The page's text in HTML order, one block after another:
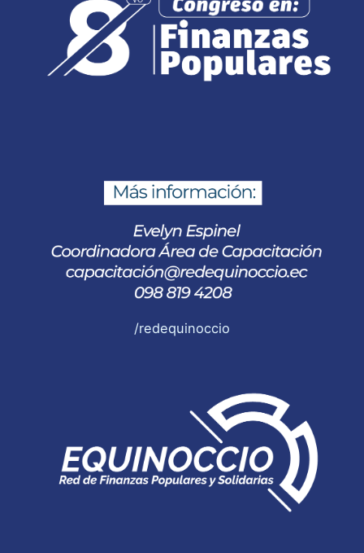
/redequinoccio